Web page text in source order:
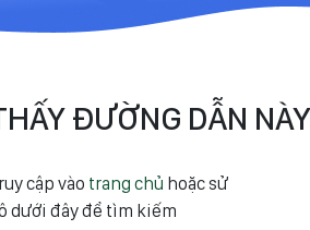
ĐƯỜNG DẪN NÀY
cập vào trang chủ hoặc sử
dưới đây để tìm kiếm